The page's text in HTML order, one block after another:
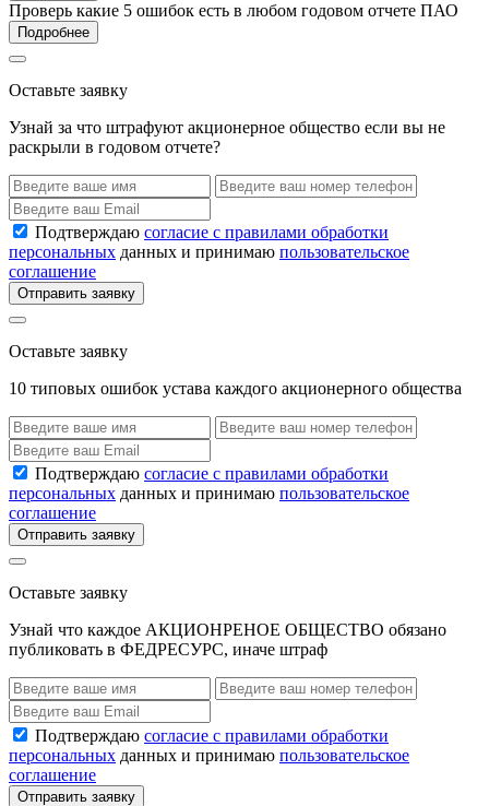
Проверь какие 5 ошибок есть в любом годовом отчете ПАО
Подробнее
Оставьте заявку
Узнай за что штрафуют акционерное общество если вы не
раскрыли в годовом отчете?
Подтверждаю согласие с правилами обработки
персональных данных и принимаю пользовательское
соглашение
Отправить заявку
Оставьте заявку
10 типовых ошибок устава каждого акционерного общества
Подтверждаю согласие с правилами обработки
персональных данных и принимаю пользовательское
соглашение
Отправить заявку
Оставьте заявку
Узнай что каждое АКЦИОНРЕНОЕ ОБЩЕСТВО обязано
публиковать в ФЕДРЕСУРС, иначе штраф
Подтверждаю согласие с правилами обработки
персональных данных и принимаю пользовательское
соглашение
Отправить заявку